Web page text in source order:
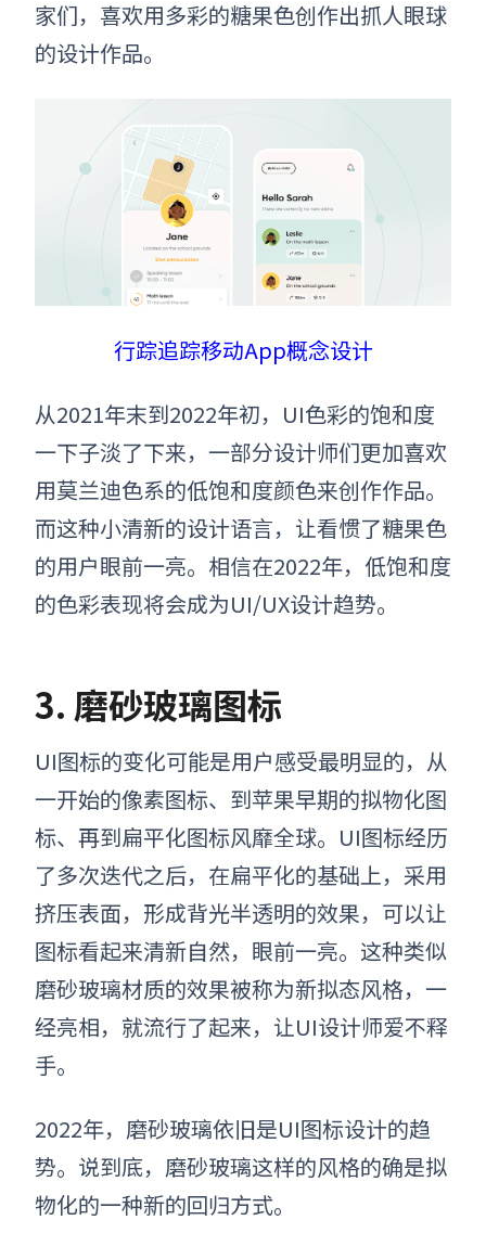
家们，喜欢用多彩的糖果色创作出抓人眼球
的设计作品。
行踪追踪移动App概念设计
从2021年末到2022年初，UI色彩的饱和度
一下子淡了下来，一部分设计师们更加喜欢
用莫兰迪色系的低饱和度颜色来创作作品。
而这种小清新的设计语言，让看惯了糖果色
的用户眼前一亮。相信在2022年，低饱和度
的色彩表现将会成为UI/UX设计趋势。
3. 磨砂玻璃图标
UI图标的变化可能是用户感受最明显的，从
一开始的像素图标、到苹果早期的拟物化图
标、再到扁平化图标风靡全球。UI图标经历
了多次迭代之后，在扁平化的基础上，采用
挤压表面，形成背光半透明的效果，可以让
图标看起来清新自然，眼前一亮。这种类似
磨砂玻璃材质的效果被称为新拟态风格，一
经亮相，就流行了起来，让UI设计师爱不释
手。
2022年，磨砂玻璃依旧是UI图标设计的趋
势。说到底，磨砂玻璃这样的风格的确是拟
物化的一种新的回归方式。